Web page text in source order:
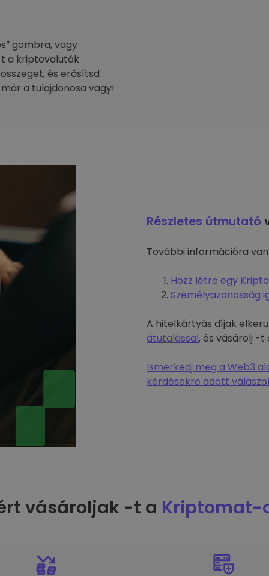
gombra, vagy
t a kriptovaluták
és erősítsd
a tulajdonosa vagy!
Részletes útmutató
További információra
Hozz létre egy
Személyazonosság
A hitelkártyás díjak
átutalással, és vásárolj -t
Ismerkedj meg a Web3
kérdésekre adott
vásároljak -t a Kriptomat-